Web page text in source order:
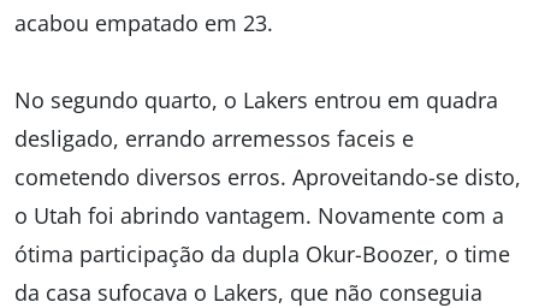
acabou empatado em 23.
No segundo quarto, o Lakers entrou em quadra
desligado, errando arremessos faceis e
cometendo diversos erros. Aproveitando-se disto,
o Utah foi abrindo vantagem. Novamente com a
ótima participação da dupla Okur-Boozer, o time
da casa sufocava o Lakers, que não conseguia